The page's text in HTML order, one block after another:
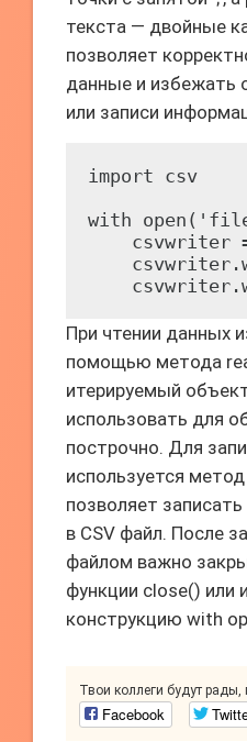
текста — двойные
позволяет
данные и избежать
или записи
import csv
with
csvwriter
При чтении данных
помощью метода
итерируемый
использовать для
построчно. Для
используется
позволяет
в CSV файл. После
файлом важно
функции close() или
конструкцию with
Твои коллеги будут рады,
Facebook